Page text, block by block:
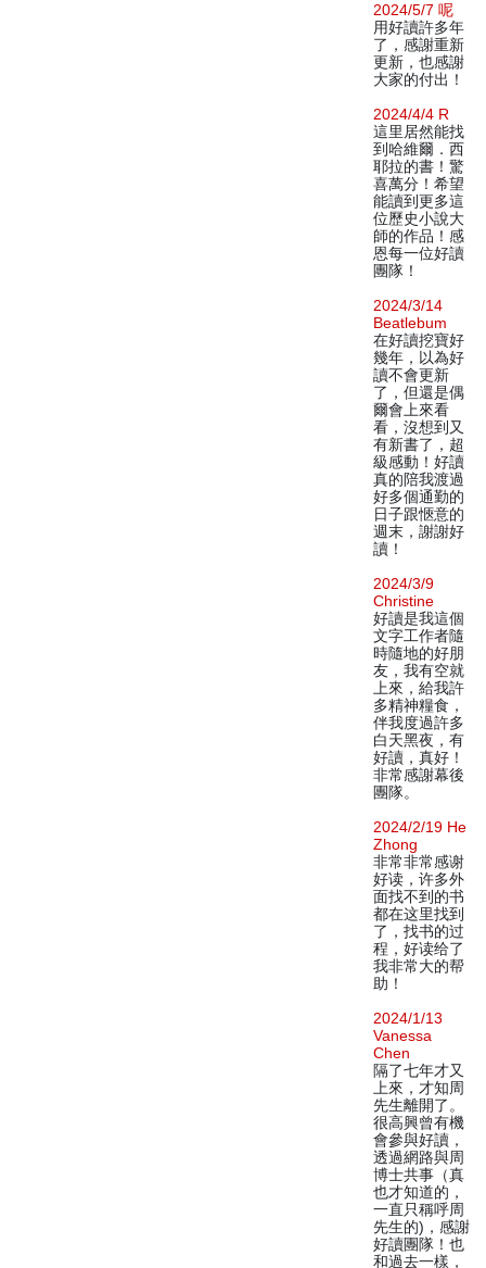
2024/5/7 呢
用好讀許多年
了，感謝重新
更新，也感謝
大家的付出！
2024/4/4 R
這里居然能找
到哈維爾．西
耶拉的書！驚
喜萬分！希望
能讀到更多這
位歷史小說大
師的作品！感
恩每一位好讀
團隊！
2024/3/14
Beatlebum
在好讀挖寶好
幾年，以為好
讀不會更新
了，但還是偶
爾會上來看
看，沒想到又
有新書了，超
級感動！好讀
真的陪我渡過
好多個通勤的
日子跟愜意的
週末，謝謝好
讀！
2024/3/9
Christine
好讀是我這個
文字工作者隨
時隨地的好朋
友，我有空就
上來，給我許
多精神糧食，
伴我度過許多
白天黑夜，有
好讀，真好！
非常感謝幕後
團隊。
2024/2/19 He
Zhong
非常非常感谢
好读，许多外
面找不到的书
都在这里找到
了，找书的过
程，好读给了
我非常大的帮
助！
2024/1/13
Vanessa
Chen
隔了七年才又
上來，才知周
先生離開了。
很高興曾有機
會參與好讀，
透過網路與周
博士共事（真
也才知道的，
一直只稱呼周
先生的)，感謝
好讀團隊！也
和過去一樣，